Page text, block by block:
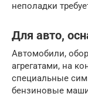
неполадки
Для авто,
Автомобили,
агрегатами, на
специальные
бензиновые